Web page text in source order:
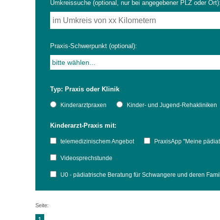
Impfsicherheit
Notdienste
Empfehlungen
Familienzeit
Umkreissuche (optional, nur bei angegebener PLZ oder Ort):
Praxis-Schwerpunkt (optional):
Typ: Praxis oder Klinik
Kinderarztpraxen Kinder- und Jugend-Rehakliniken
Kinderarzt-Praxis mit:
telemedizinischem Angebot PraxisApp "Meine
Videosprechstunde
U0 - pädiatrische Beratung für Schwangere und deren
Seite: